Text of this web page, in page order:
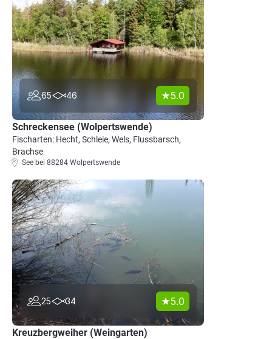
65 46 5.0
Schreckensee (Wolpertswende)
Fischarten: Hecht, Schleie, Wels, Flussbarsch,
Brachse
See bei 88284 Wolpertswende
25 34 5.0
Kreuzbergweiher (Weingarten)